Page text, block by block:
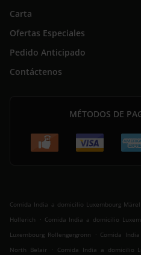
Carta
Ofertas Especiales
Pedido Anticipado
Contáctenos
MÉTODOS DE
Comida India a domicilio Luxembourg Märel
Hollerich
. Comida India a domicilio
Luxembourg Rollengergronn
. Comida
North Belair
. Comida India a domicilio